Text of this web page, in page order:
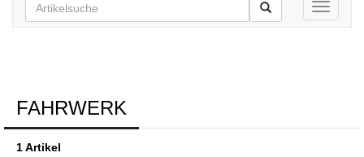
Toggle
FAHRWERK
1 Artikel